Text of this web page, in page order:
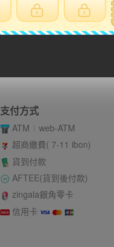
支付方式
ATM
web-ATM
超商繳費( 7-11 ibon)
貨到付款
AFTEE(貨到後付款)
zingala銀角零卡
信用卡